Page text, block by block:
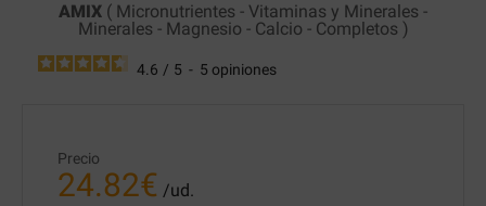
AMIX ( Micronutrientes - Vitaminas y Minerales -
Minerales - Magnesio - Calcio - Completos )
4.6 / 5 - 5 opiniones
Precio
24.82€ /ud.